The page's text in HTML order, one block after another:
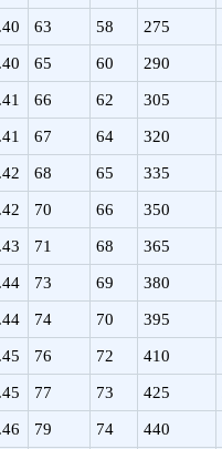
63 58 275
65 60 290
66 62 305
67 64 320
68 65 335
70 66 350
71 68 365
73 69 380
74 70 395
76 72 410
77 73 425
79 74 440